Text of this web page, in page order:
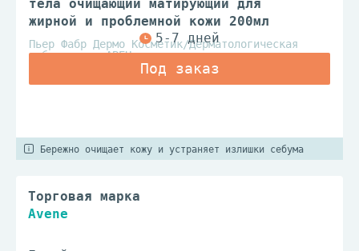
тела очищающий матирующий для
жирной и проблемной кожи 200мл
Пьер Фабр Дермо Косметик/Дерматологическая
лаборатория АВЕН
Бережно очищает кожу и устраняет излишки себума
Торговая марка
Avene